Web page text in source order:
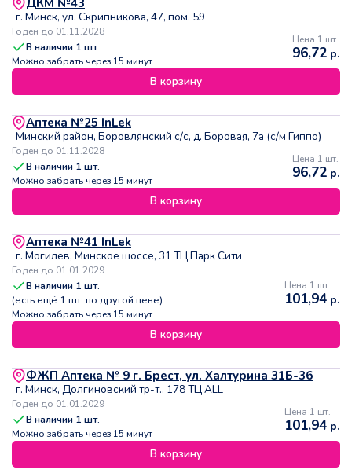
г. Минск, ул. Скрипникова, 47, пом. 59
Годен до 01.11.2028
В наличии 1 шт.
Можно забрать через 15 минут
Цена 1 шт.
96,72 р.
В корзину
Аптека №25 InLek
Минский район, Боровлянский с/с, д. Боровая, 7а (с/м Гиппо)
Годен до 01.11.2028
В наличии 1 шт.
Можно забрать через 15 минут
Цена 1 шт.
96,72 р.
В корзину
Аптека №41 InLek
г. Могилев, Минское шоссе, 31 ТЦ Парк Сити
Годен до 01.01.2029
В наличии 1 шт.
(есть ещё 1 шт. по другой цене)
Можно забрать через 15 минут
Цена 1 шт.
101,94 р.
В корзину
ФЖП Аптека № 9 г. Брест, ул. Халтурина 31Б-36
г. Минск, Долгиновский тр-т., 178 ТЦ ALL
Годен до 01.01.2029
В наличии 1 шт.
Можно забрать через 15 минут
Цена 1 шт.
101,94 р.
В корзину